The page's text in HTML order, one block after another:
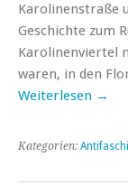
Karolinenstraße
Geschichte zum
Karolinenviertel
waren, in den
Weiterlesen →
Kategorien: